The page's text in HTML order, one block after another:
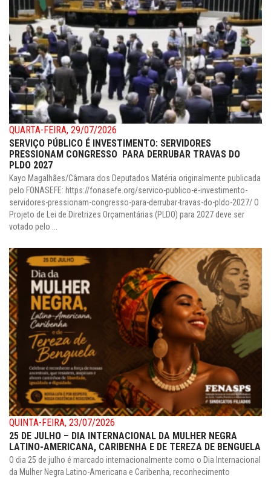
QUARTA-FEIRA, 29/07/2026
SERVIÇO PÚBLICO É INVESTIMENTO: SERVIDORES
PRESSIONAM CONGRESSO PARA DERRUBAR TRAVAS DO
PLDO 2027
Kayo Magalhães/Câmara dos Deputados Matéria originalmente publicada
pelo FONASEFE: https://fonasefe.org/servico-publico-e-investimento-
servidores-pressionam-congresso-para-derrubar-travas-do-pldo-2027/ O
Projeto de Lei de Diretrizes Orçamentárias (PLDO) para 2027 deve ser
votado pelo ...
QUINTA-FEIRA, 23/07/2026
25 DE JULHO – DIA INTERNACIONAL DA MULHER NEGRA
LATINO-AMERICANA, CARIBENHA E DE TEREZA DE BENGUELA
O dia 25 de julho é marcado internacionalmente como o Dia Internacional
da Mulher Negra Latino-Americana e Caribenha, reconhecimento